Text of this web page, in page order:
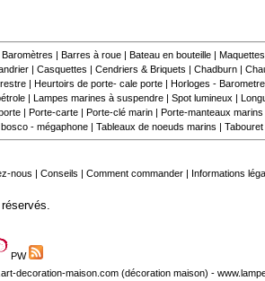
Baromètres Barres à roue Bateau en bouteille
| Casquettes Cendriers & Briquets Chadburn|
| Heurtoirs de porte- cale porte| Horloges -
Lampes marines à suspendre Spot lumineux
| Porte-carte| Porte-clé marin Porte-manteaux marins
- mégaphone| Tableaux de noeuds marins Tabouret|
nous Conseils Comment commander Informations
PW
decoration-maison.com(décoration maison) -